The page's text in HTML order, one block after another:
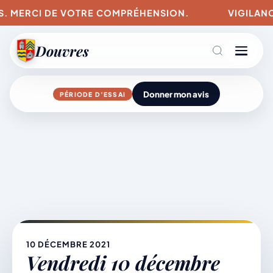
DE VOTRE COMPRÉHENSION.
Douvres
Agenda
Mairie & Vie municipale
PÉRIODE D’ESSAI Donner mon avis
10 DÉCEMBRE 2021
Vendredi 10 décembre